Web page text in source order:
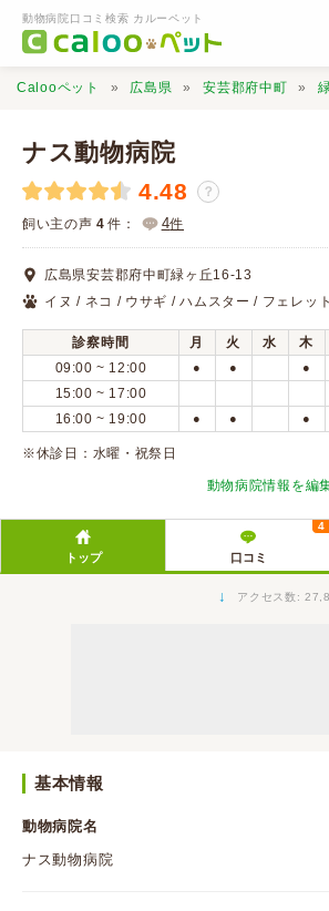
動物病院口コミ検索 カルーペット
動物病院検索
口コミ検索
Calooペットとは？
口コミ投稿
Calooペット 広島県 安芸郡府中町
ナス動物病院
4.48 ？
飼い主の声 4 件： 4件
広島県安芸郡府中町緑ヶ丘16-13
イヌ / ネコ / ウサギ / ハムスター / フェレッ
診察時間 月 火 水 木
09:00 ~ 12:00
● ● ●
15:00 ~ 17:00
16:00 ~ 19:00 ● ● ●
※休診日：水曜・祝祭日
動物病院情報を編
トップ 口コミ
4
↓ アクセス数:
基本情報
動物病院名
ナス動物病院